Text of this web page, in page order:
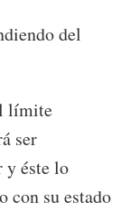
del
límite
ser
y éste lo
con su estado